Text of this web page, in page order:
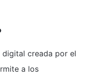
digital creada por el
a los